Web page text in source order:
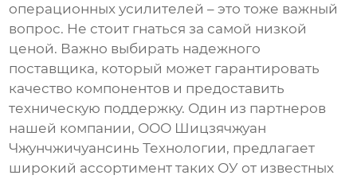
операционных усилителей – это тоже важный
вопрос. Не стоит гнаться за самой низкой
ценой. Важно выбирать надежного
поставщика, который может гарантировать
качество компонентов и предоставить
техническую поддержку. Один из партнеров
нашей компании, ООО Шицзячжуан
Чжунчжичуансинь Технологии, предлагает
широкий ассортимент таких ОУ от известных